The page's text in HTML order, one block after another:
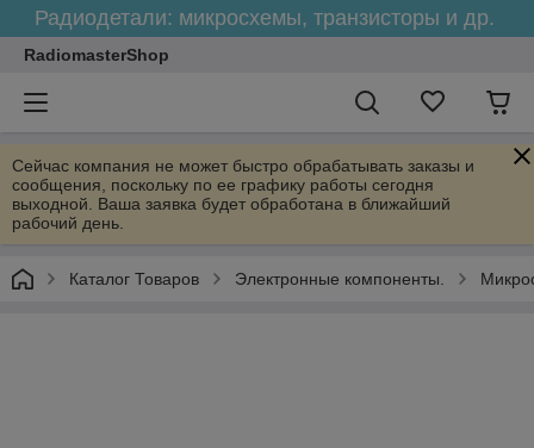
Радиодетали: микросхемы, транзисторы и др.
RadiomasterShop
Сейчас компания не может быстро обрабатывать заказы и
сообщения, поскольку по ее графику работы сегодня
выходной. Ваша заявка будет обработана в ближайший
рабочий день.
Каталог Товаров Электронные компоненты.